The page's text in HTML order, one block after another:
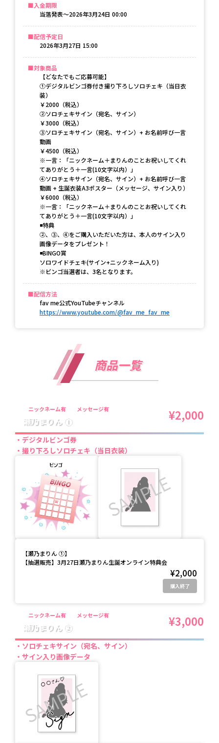
入金期限
当落発表〜2026年3月24日 00:00
配信予定日
2026年3月27日 15:00
対象商品
【どなたでもご応募可能】
①デジタルビンゴ券付き撮り下ろしソロチェキ（当日衣
装）
￥2000（税込）
②ソロチェキサイン（宛名、サイン）
￥3000（税込）
③ソロチェキサイン（宛名、サイン）+ お名前呼び一言
動画
￥4500（税込）
※一言：「ニックネーム＋まりんのことお祝いしてくれ
てありがとう＋一言(10文字以内）」
④ソロチェキサイン（宛名、サイン）+ お名前呼び一言
動画 + 生誕衣装A3ポスター（メッセージ、サイン入り）
￥6000（税込）
※一言：「ニックネーム＋まりんのことお祝いしてくれ
てありがとう＋一言(10文字以内）」
◾️特典
②、③、④をご購入いただいた方は、本人のサイン入り
画像データをプレゼント！
◾️BINGO賞
ソロワイドチェキ(サイン+ニックネーム入り)
※ビンゴ当選者は、3名となります。
配信方法
fav me公式YouTubeチャンネル
https://www.youtube.com/@fav_me_fav_me
商品一覧
ニックネーム有 メッセージ有
瀬乃まりん ① ¥2,000
デジタルビンゴ券
撮り下ろしソロチェキ（当日衣装）
【瀬乃まりん ①】
【抽選販売】3月27日瀬乃まりん生誕オンライン特典会
¥2,000
購入終了
ニックネーム有 メッセージ有
瀬乃まりん ② ¥3,000
ソロチェキサイン（宛名、サイン）
サイン入り画像データ